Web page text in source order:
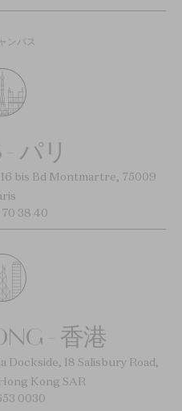
ンパス
- パリ
bis Bd Montmartre, 75009
70 38 40
- 香港
Dockside, 18 Salisbury Road,
Kong SAR
0030